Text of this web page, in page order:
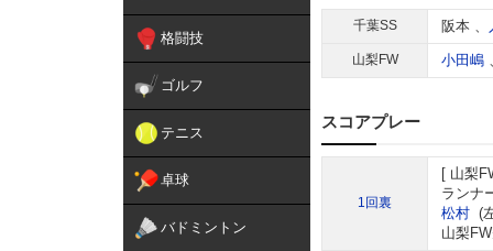
格闘技
ゴルフ
テニス
卓球
バドミントン
千葉SS 阪本 、
山梨FW 小田嶋
スコアプレー
1回裏
山梨
ランナ
松村 (
山梨